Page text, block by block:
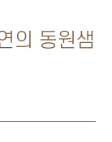
의 동원샘